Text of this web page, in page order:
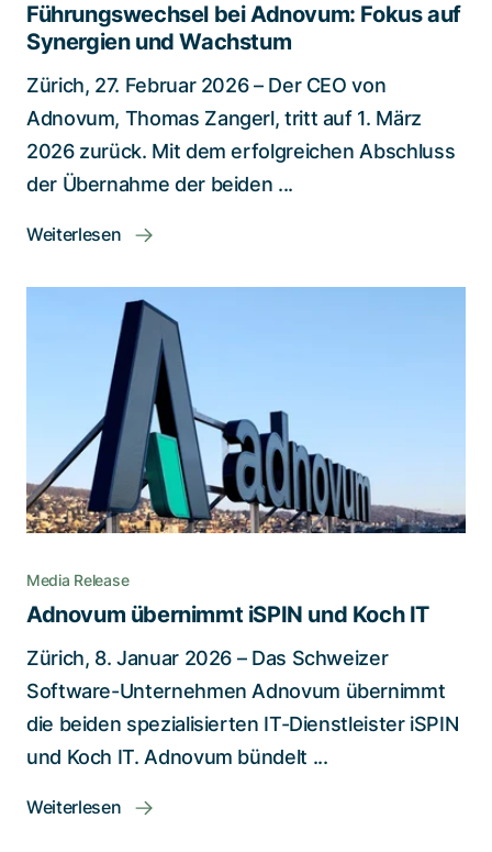
Führungswechsel bei Adnovum: Fokus auf
Synergien und Wachstum
Zürich, 27. Februar 2026 – Der CEO von
Adnovum, Thomas Zangerl, tritt auf 1. März
2026 zurück. Mit dem erfolgreichen Abschluss
der Übernahme der beiden ...
Weiterlesen
Media Release
Adnovum übernimmt iSPIN und Koch IT
Zürich, 8. Januar 2026 – Das Schweizer
Software-Unternehmen Adnovum übernimmt
die beiden spezialisierten IT-Dienstleister iSPIN
und Koch IT. Adnovum bündelt ...
Weiterlesen